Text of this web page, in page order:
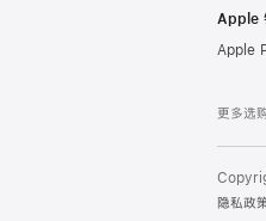
Apple
Apple
更多选
隐私政